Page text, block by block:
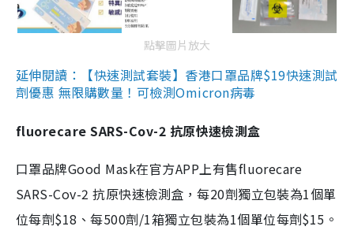
點擊圖片放大
延伸閱讀：【快速測試套裝】香港口罩品牌$19快速測試
劑優惠 無限購數量！可檢測Omicron病毒
fluorecare SARS-Cov-2 抗原快速檢測盒
口罩品牌Good Mask在官方APP上有售fluorecare
SARS-Cov-2 抗原快速檢測盒，每20劑獨立包裝為1個單
位每劑$18、每500劑/1箱獨立包裝為1個單位每劑$15。